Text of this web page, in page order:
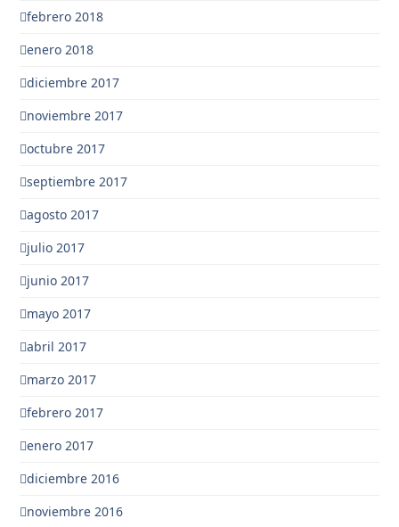
febrero 2018
enero 2018
diciembre 2017
noviembre 2017
octubre 2017
septiembre 2017
agosto 2017
julio 2017
junio 2017
mayo 2017
abril 2017
marzo 2017
febrero 2017
enero 2017
diciembre 2016
noviembre 2016